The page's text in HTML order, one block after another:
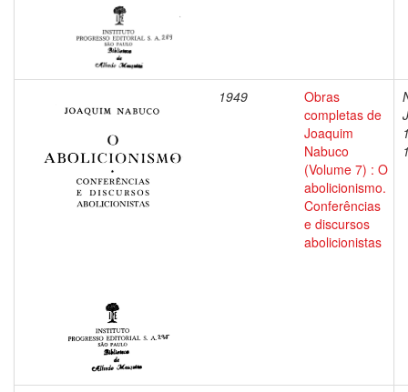
1949
Obras
completas de
Joaquim
Nabuco
(Volume 7) : O
abolicionismo.
Conferências
e discursos
abolicionistas